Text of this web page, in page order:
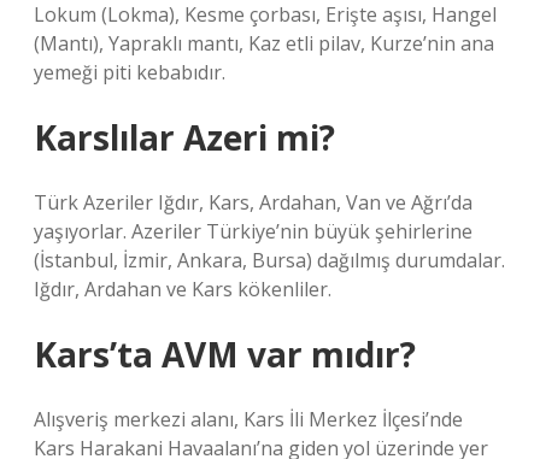
Lokum (Lokma), Kesme çorbası, Erişte aşısı, Hangel
(Mantı), Yapraklı mantı, Kaz etli pilav, Kurze’nin ana
yemeği piti kebabıdır.
Karslılar Azeri mi?
Türk Azeriler Iğdır, Kars, Ardahan, Van ve Ağrı’da
yaşıyorlar. Azeriler Türkiye’nin büyük şehirlerine
(İstanbul, İzmir, Ankara, Bursa) dağılmış durumdalar.
Iğdır, Ardahan ve Kars kökenliler.
Kars’ta AVM var mıdır?
Alışveriş merkezi alanı, Kars İli Merkez İlçesi’nde
Kars Harakani Havaalanı’na giden yol üzerinde yer